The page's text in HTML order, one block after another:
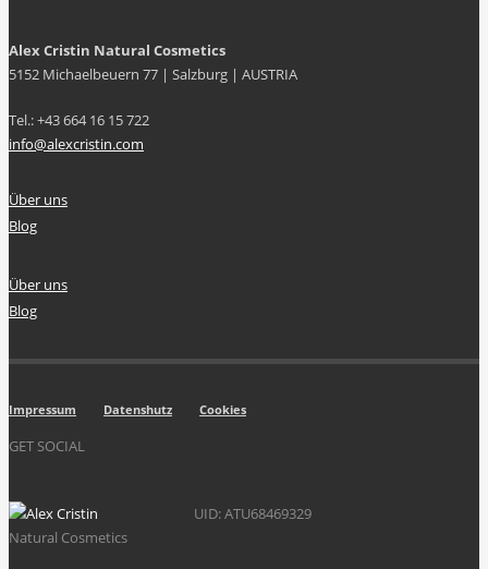
Alex Cristin Natural Cosmetics
5152 Michaelbeuern 77 | Salzburg | AUSTRIA
Tel.: +43 664 16 15 722
info@alexcristin.com
Über uns
Blog
Über uns
Blog
Impressum Datenshutz Cookies
GET SOCIAL
UID: ATU68469329
Natural Cosmetics